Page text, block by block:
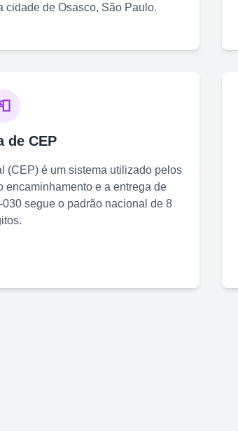
cidade de Osasco, São Paulo.
de CEP
(CEP) é um sistema utilizado pelos
encaminhamento e a entrega de
030segue o padrão nacional de 8